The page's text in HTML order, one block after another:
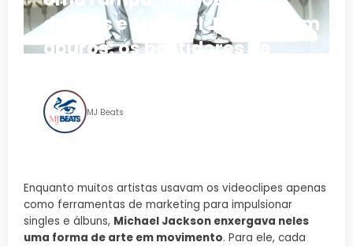
dólares e Michael Jackson em
apuros: os bastidores de
MJ Beats
Enquanto muitos artistas usavam os videoclipes apenas
como ferramentas de marketing para impulsionar
singles e álbuns, Michael Jackson enxergava neles
uma forma de arte em movimento. Para ele, cada